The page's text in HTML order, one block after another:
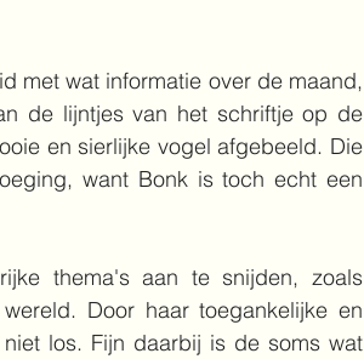
met wat informatie over de maand,
de lijntjes van het schriftje op de
en sierlijke vogel afgebeeld. Die
want Bonk is toch echt een
thema's aan te snijden, zoals
Door haar toegankelijke en
los. Fijn daarbij is de soms wat